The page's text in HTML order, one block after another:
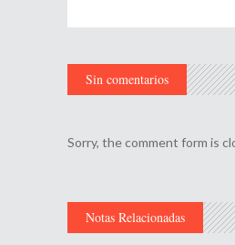
Sin comentarios
Sorry, the comment form is
Notas Relacionadas